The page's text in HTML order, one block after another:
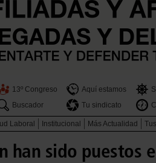
13º Congreso Aquí estamos
Buscador
Tu sindicato
Laboral Institucional Más Actualidad
han sido puestos